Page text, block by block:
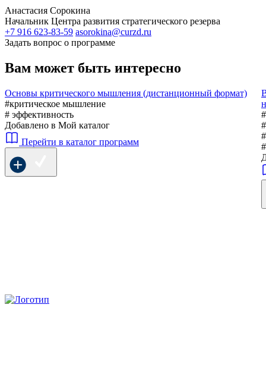
Анастасия Сорокина
Начальник Центра развития стратегического резерва
+7 916 623-83-59 asorokina@curzd.ru
Задать вопрос о программе
Вам может быть интересно
Основы критического мышления (дистанционный формат)
#критическое мышление
# эффективность
Добавлено в Мой каталог
Перейти в каталог программ